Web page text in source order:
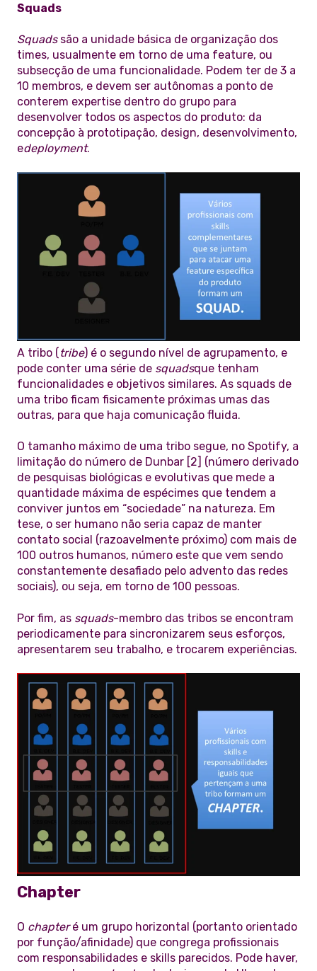
Squads
Squadssão a unidade básica de organização dos
times, usualmente em torno de uma feature, ou
subsecção de uma funcionalidade. Podem ter de 3 a
10 membros, e devem ser autônomas a ponto de
conterem expertise dentro do grupo para
desenvolver todos os aspectos do produto: da
concepção à prototipação, design, desenvolvimento,
edeployment.
A tribo (tribe) é o segundo nível de agrupamento, e
pode conter uma série de squadsque tenham
funcionalidades e objetivos similares. As squads de
uma tribo ficam fisicamente próximas umas das
outras, para que haja comunicação fluida.
O tamanho máximo de uma tribo segue, no Spotify, a
limitação do número de Dunbar [2] (número derivado
de pesquisas biológicas e evolutivas que mede a
quantidade máxima de espécimes que tendem a
conviver juntos em “sociedade” na natureza. Em
tese, o ser humano não seria capaz de manter
contato social (razoavelmente próximo) com mais de
100 outros humanos, número este que vem sendo
constantemente desafiado pelo advento das redes
sociais), ou seja, em torno de 100 pessoas.
Por fim, as squads-membro das tribos se encontram
periodicamente para sincronizarem seus esforços,
apresentarem seu trabalho, e trocarem experiências.
Chapter
O chapteré um grupo horizontal (portanto orientado
por função/afinidade) que congrega profissionais
com responsabilidades e skills parecidos. Pode haver,